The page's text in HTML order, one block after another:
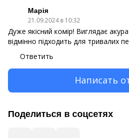
Марія
21.09.2024 в 10:32
Дуже якісний комір! Виглядає
відмінно підходить для тривалих
Ответить
Написать
Поделиться в соцсетях